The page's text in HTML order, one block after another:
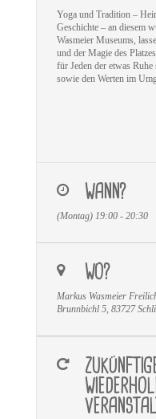
Yoga und Tradition –
Geschichte – an diesem
Wasmeier Museums,
und der Magie des
für Jeden der etwas
sowie den Werten im
WANN?
(Montag) 19:00 - 20:30
WO?
Markus Wasmeier
Brunnbichl 5, 83727